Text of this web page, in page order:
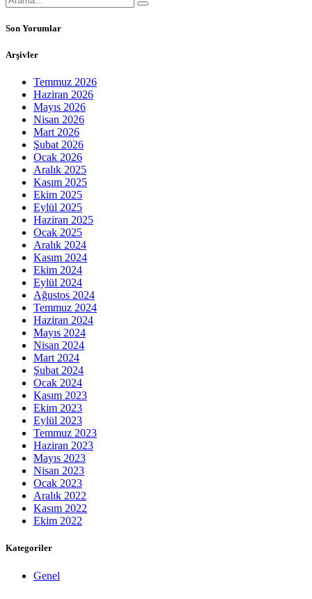
Son Yorumlar
Arşivler
Temmuz 2026
Haziran 2026
Mayıs 2026
Nisan 2026
Mart 2026
Şubat 2026
Ocak 2026
Aralık 2025
Kasım 2025
Ekim 2025
Eylül 2025
Haziran 2025
Ocak 2025
Aralık 2024
Kasım 2024
Ekim 2024
Eylül 2024
Ağustos 2024
Temmuz 2024
Haziran 2024
Mayıs 2024
Nisan 2024
Mart 2024
Şubat 2024
Ocak 2024
Kasım 2023
Ekim 2023
Eylül 2023
Temmuz 2023
Haziran 2023
Mayıs 2023
Nisan 2023
Ocak 2023
Aralık 2022
Kasım 2022
Ekim 2022
Kategoriler
Genel